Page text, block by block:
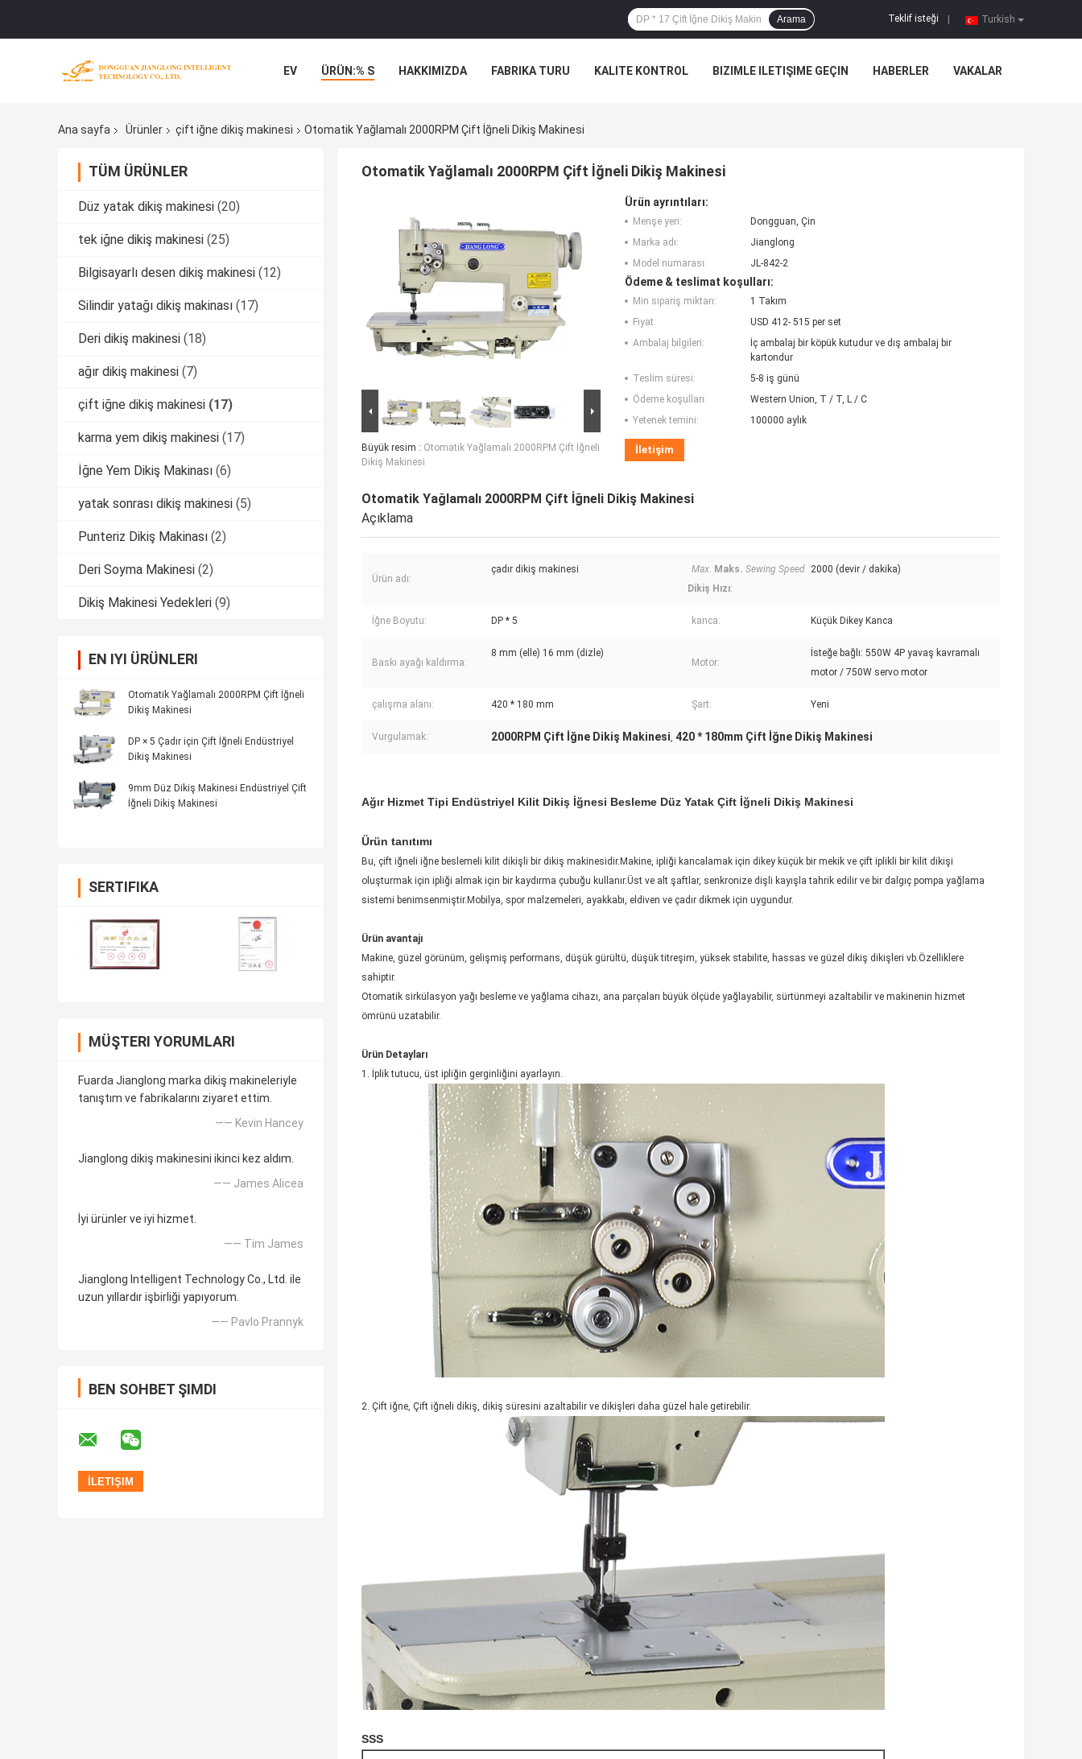
Turkish
Teklif isteği
Arama
EV ÜRÜN:% S HAKKIMIZDA FABRIKA TURU KALITE KONTROL BIZIMLE ILETIŞIME GEÇIN HABERLER VAKALAR
Ana sayfa Ürünler çift ​​iğne dikiş makinesi Otomatik Yağlamalı 2000RPM Çift İğneli Dikiş Makinesi
TÜM ÜRÜNLER
Düz yatak dikiş makinesi (20)
tek iğne dikiş makinesi (25)
Bilgisayarlı desen dikiş makinesi (12)
Silindir yatağı dikiş makinası (17)
Deri dikiş makinesi (18)
ağır dikiş makinesi (7)
çift ​​iğne dikiş makinesi (17)
karma yem dikiş makinesi (17)
İğne Yem Dikiş Makinası (6)
yatak sonrası dikiş makinesi (5)
Punteriz Dikiş Makinası (2)
Deri Soyma Makinesi (2)
Dikiş Makinesi Yedekleri (9)
EN IYI ÜRÜNLERI
Otomatik Yağlamalı 2000RPM Çift İğneli
Dikiş Makinesi
DP × 5 Çadır için Çift İğneli Endüstriyel
Dikiş Makinesi
9mm Düz Dikiş Makinesi Endüstriyel Çift
İğneli Dikiş Makinesi
SERTIFIKA
MÜŞTERI YORUMLARI
Fuarda Jianglong marka dikiş makineleriyle
tanıştım ve fabrikalarını ziyaret ettim.
—— Kevin Hancey
Jianglong dikiş makinesini ikinci kez aldım.
—— James Alicea
İyi ürünler ve iyi hizmet.
—— Tim James
Jianglong Intelligent Technology Co., Ltd. ile
uzun yıllardır işbirliği yapıyorum.
—— Pavlo Prannyk
BEN SOHBET ŞIMDI
Otomatik Yağlamalı 2000RPM Çift İğneli Dikiş Makinesi
Büyük resim : Otomatik Yağlamalı 2000RPM Çift İğneli
Dikiş Makinesi
Ürün ayrıntıları:
Menşe yeri:
Dongguan, Çin
Marka adı:
Jianglong
Model numarası:
JL-842-2
Ödeme & teslimat koşulları:
Min sipariş miktarı:
1 Takım
Fiyat:
USD 412- 515 per set
Ambalaj bilgileri:
İç ambalaj bir köpük kutudur ve dış ambalaj bir
kartondur
Teslim süresi:
5-8 iş günü
Ödeme koşulları:
Western Union, T / T, L / C
Yetenek temini:
100000 aylık
İletişim
Otomatik Yağlamalı 2000RPM Çift İğneli Dikiş Makinesi
Açıklama
Ürün adı:
çadır dikiş makinesi Max. Maks. Sewing Speed
Dikiş Hızı:
2000 (devir / dakika)
İğne Boyutu: DP * 5 kanca: Küçük Dikey Kanca
Baskı ayağı kaldırma:
8 mm (elle) 16 mm (dizle)
Motor:
İsteğe bağlı: 550W 4P yavaş kavramalı
motor / 750W servo motor
çalışma alanı: 420 * 180 mm Şart: Yeni
Vurgulamak: 2000RPM Çift İğne Dikiş Makinesi, 420 * 180mm Çift İğne Dikiş Makinesi
Ağır Hizmet Tipi Endüstriyel Kilit Dikiş İğnesi Besleme Düz Yatak Çift İğneli Dikiş Makinesi
Ürün tanıtımı
Bu, çift iğneli iğne beslemeli kilit dikişli bir dikiş makinesidir.Makine, ipliği kancalamak için dikey küçük bir mekik ve çift iplikli bir kilit dikişi
oluşturmak için ipliği almak için bir kaydırma çubuğu kullanır.Üst ve alt şaftlar, senkronize dişli kayışla tahrik edilir ve bir dalgıç pompa yağlama
sistemi benimsenmiştir.Mobilya, spor malzemeleri, ayakkabı, eldiven ve çadır dikmek için uygundur.
Ürün avantajı
Makine, güzel görünüm, gelişmiş performans, düşük gürültü, düşük titreşim, yüksek stabilite, hassas ve güzel dikiş dikişleri vb.Özelliklere
sahiptir.
Otomatik sirkülasyon yağı besleme ve yağlama cihazı, ana parçaları büyük ölçüde yağlayabilir, sürtünmeyi azaltabilir ve makinenin hizmet
ömrünü uzatabilir.
Ürün Detayları
1. İplik tutucu, üst ipliğin gerginliğini ayarlayın.
2. Çift iğne, Çift iğneli dikiş, dikiş süresini azaltabilir ve dikişleri daha güzel hale getirebilir.
SSS